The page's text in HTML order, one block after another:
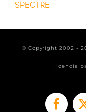
SPECTRE
© Copyright 2002 -
licencia